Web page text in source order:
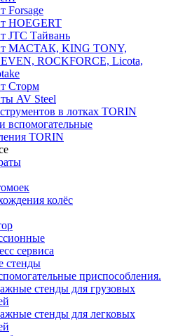
Forsage
HOEGERT
JTC Тайвань
МАСТАК, KING TONY,
ROCKFORCE, Licota,
Сторм
AV Steel
в лотках TORIN
вспомогательные
TORIN
колёс
сервиса
стенды
приспособления.
стенды для грузовых
стенды для легковых